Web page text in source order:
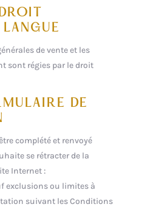
de vente et les
sont régies par le droit
DE
complété et renvoyé
se rétracter de la
Internet :
exclusions ou limites à
suivant les Conditions